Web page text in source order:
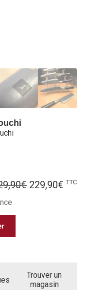
et de retours
€ Le
229,90€ Le
TTC
Trouver un
magasin